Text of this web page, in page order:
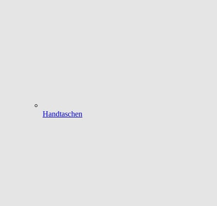
Handtaschen